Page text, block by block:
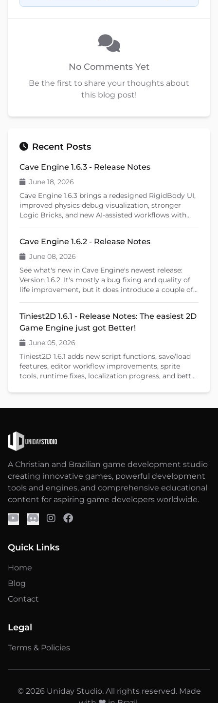
No Comments Yet
Be the first to share your thoughts about
this blog post!
Recent Posts
Cave Engine 1.6.3 - Release Notes
June 18, 2026
Cave Engine 1.6.3 brings a redesigned RigidBody UI,
improved physics debug visualization, stronger
Logic Bricks, and new AI-assisted workflows with
learning tools, and previews upcoming features like
shader editing and ragdoll physics.
Cave Engine 1.6.2 - Release Notes
June 08, 2026
See what's new in Cave Engine's newest release:
Version 1.6.2. It's mostly a bug fixing and quality of
life improvement, but it does introduce a couple of
Tiniest2D 1.6.1 - Release Notes: The easiest 2D
Game Engine just got Better!
June 05, 2026
Tiniest2D 1.6.1 adds new script functions, save/load
features, editor workflow improvements, sprite
tools, runtime fixes, localization progress, and better
A Christian and Brazilian game development studio
creating innovative games, powerful development
tools and engines, and comprehensive educational
content for aspiring game developers worldwide.
Quick Links
Home
Blog
Contact
Legal
Terms & Policies
© 2026 Uniday Studio. All rights reserved. Made